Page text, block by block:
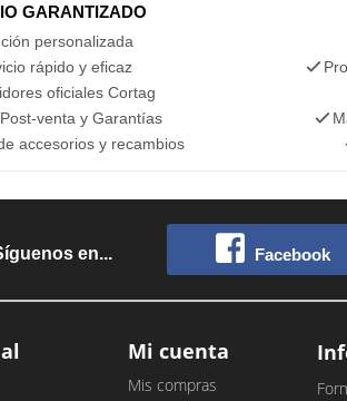
GARANTIZADO
personalizada
rápido y eficaz
oficiales Cortag
venta y Garantías
accesorios y recambios
en... Facebook
Mi cuenta
Mis compras